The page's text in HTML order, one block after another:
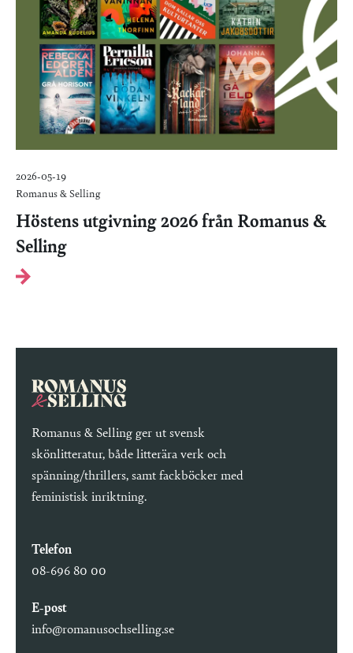
2026-05-19
Romanus & Selling
Höstens utgivning 2026 från Romanus &
Selling
Romanus & Selling ger ut svensk
skönlitteratur, både litterära verk och
spänning/thrillers, samt fackböcker med
feministisk inriktning.
Telefon
08-696 80 00
E-post
info@romanusochselling.se